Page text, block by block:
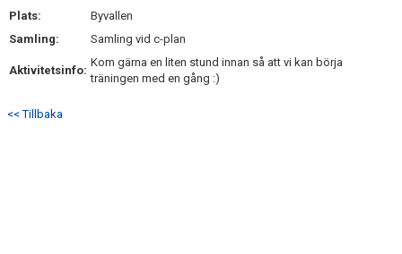
Plats:
Byvallen
Samling:
Samling vid c-plan
Aktivitetsinfo:
Kom gärna en liten stund innan så att vi kan börja
träningen med en gång :)
<< Tillbaka